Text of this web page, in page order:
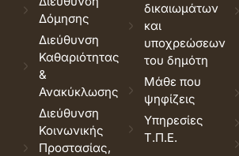
Δόμησης
Διεύθυνση
Καθαριότητας
&
Ανακύκλωσης
Διεύθυνση
Κοινωνικής
Προστασίας,
δικαιωμάτων
και
υποχρεώσεων
του δημότη
Μάθε που
ψηφίζεις
Υπηρεσίες
Τ.Π.Ε.